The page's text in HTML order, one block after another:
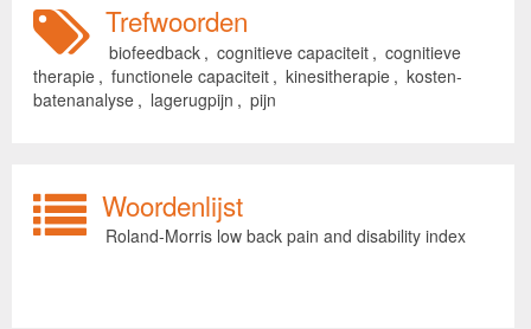
Trefwoorden
biofeedback , cognitieve capaciteit , cognitieve
therapie , functionele capaciteit , kinesitherapie , kosten-
batenanalyse , lagerugpijn , pijn
Woordenlijst
Roland-Morris low back pain and disability index